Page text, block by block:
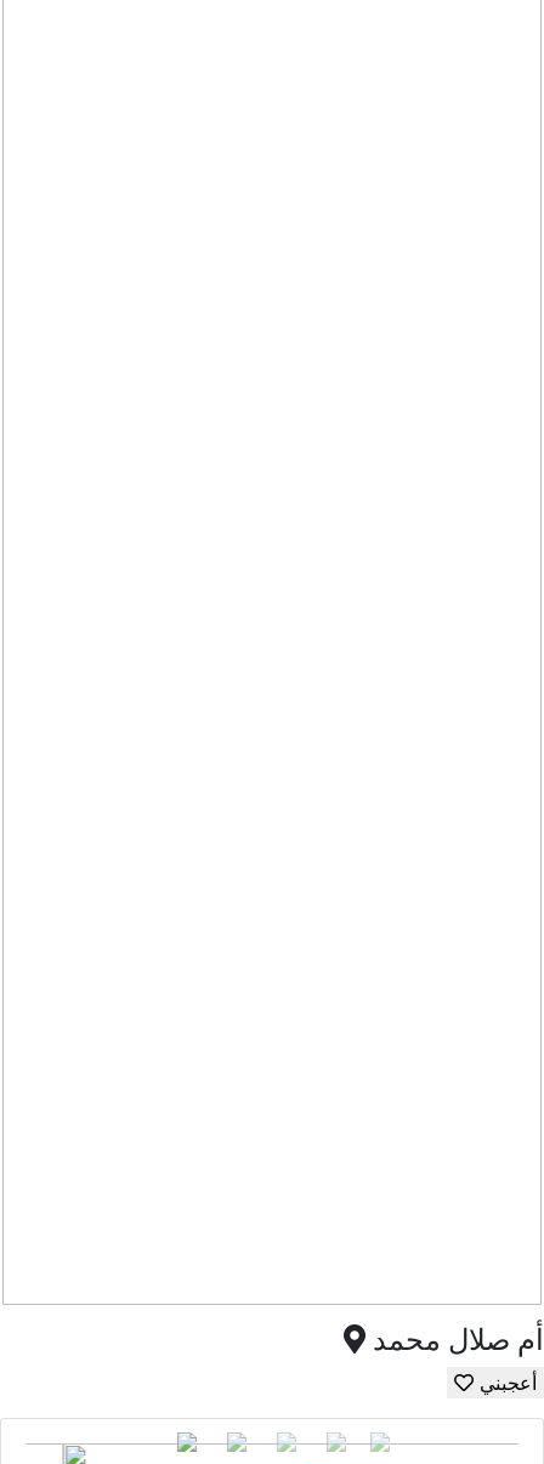
أم صلال محمد
أعجبني